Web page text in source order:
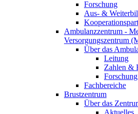
Forschung
Aus- &
Ambulanzzentrum -
Versorgungszentrum
Über das
Leitung
Zahlen &
Fachbereiche
Brustzentrum
Über das
Aktuelles